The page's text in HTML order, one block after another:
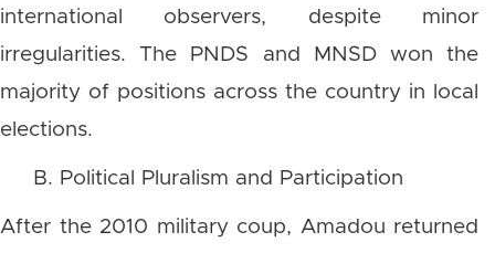
international observers, despite minor
irregularities. The PNDS and MNSD won the
majority of positions across the country in local
elections.
B. Political Pluralism and Participation
After the 2010 military coup, Amadou returned